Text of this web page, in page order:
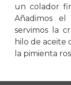
un colador
Añadimos
servimos la
hilo de aceite
la pimienta